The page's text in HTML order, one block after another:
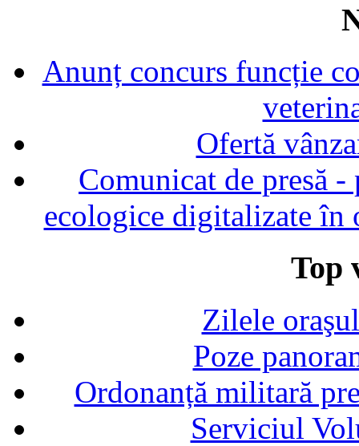
Anunț concurs funcție
Ofertă
Comunicat de presă
ecologice digitalizate în
Top
Zilele
Poze
Ordonanță militară
Serviciul